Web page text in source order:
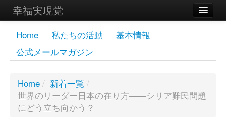
幸福実現党
メンバーズページ
党員
お問い合わせ
Home 私たちの活動
基本情報
公式メールマガジン
Home / 新着一覧 /
世界のリーダー日本の在り方――シリア難民問題
にどう立ち向かう？